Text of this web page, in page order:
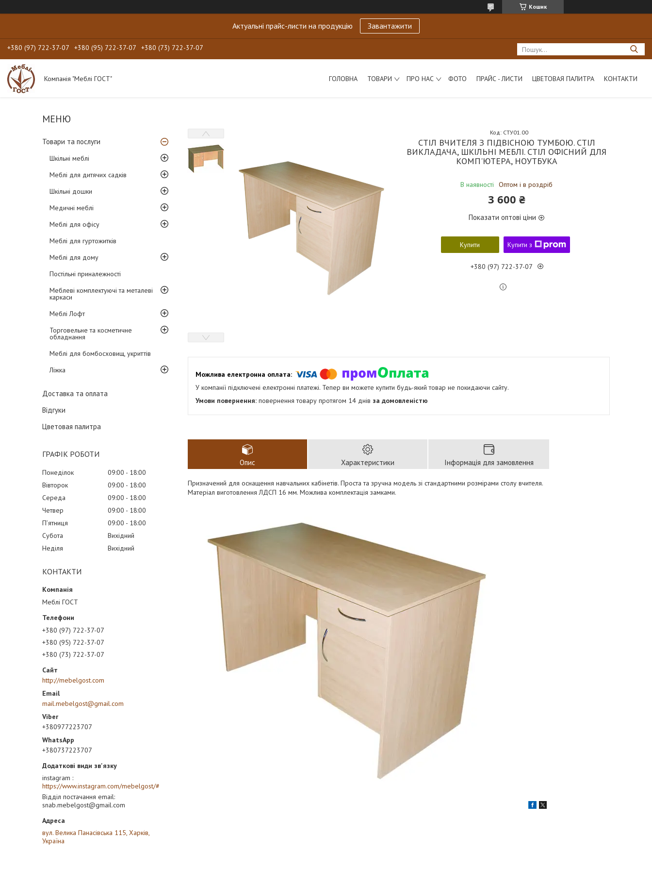
Кошик
Актуальні прайс-листи на продукцію Завантажити
+380 (97) 722-37-07 +380 (95) 722-37-07 +380 (73) 722-37-07
Компанія "Меблі ГОСТ" ГОЛОВНА ТОВАРИ ПРО НАС ФОТО ПРАЙС - ЛИСТИ ЦВЕТОВАЯ ПАЛИТРА КОНТАКТИ
Товари та послуги
Шкільні меблі
Меблі для дитячих садків
Шкільні дошки
Медичні меблі
Меблі для офісу
Меблі для гуртожитків
Меблі для дому
Постільні приналежності
Меблеві комплектуючі та металеві
каркаси
Меблі Лофт
Торговельне та косметичне
обладнання
Меблі для бомбосховищ, укриттів
Ліжка
Доставка та оплата
Відгуки
Цветовая палитра
ГРАФІК РОБОТИ
Понеділок 09:00
18:00
Вівторок
09:00
18:00
Середа
09:00
18:00
Четвер
09:00
18:00
Пʼятниця
09:00
18:00
Субота
Вихідний
Неділя
Вихідний
КОНТАКТИ
Меблі ГОСТ
+380 (97) 722-37-07
+380 (95) 722-37-07
+380 (73) 722-37-07
http://mebelgost.com
mail.mebelgost@gmail.com
+380977223707
+380737223707
instagram
https://www.instagram.com/mebelgost/#
Відділ постачання email
snab.mebelgost@gmail.com
вул. Велика Панасівська 115, Харків,
Україна
СТІЛ ВЧИТЕЛЯ З ПІДВІСНОЮ ТУМБОЮ. СТІЛ
ВИКЛАДАЧА, ШКІЛЬНІ МЕБЛІ. СТІЛ ОФІСНИЙ ДЛЯ
КОМП'ЮТЕРА, НОУТБУКА
В наявності Оптом і в роздріб
Код: СТУ01.00
3 600 ₴
Показати оптові ціни
Купити Купити з
+380 (97) 722-37-07
У компанії підключені електронні платежі. Тепер ви можете купити будь-який товар не покидаючи сайту.
повернення товару протягом 14 днів за домовленістю
Опис Характеристики Інформація для замовлення
Призначений для оснащення навчальних кабінетів. Проста та зручна модель зі стандартними розмірами столу вчителя.
Матеріал виготовлення ЛДСП 16 мм. Можлива комплектація замками.